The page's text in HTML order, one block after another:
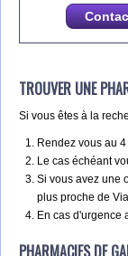
TROUVER UNE
Si vous êtes à la
Rendez vous au
Le cas échéant
Si vous avez une
plus proche de
En cas d'urgence
PHARMACIES DE